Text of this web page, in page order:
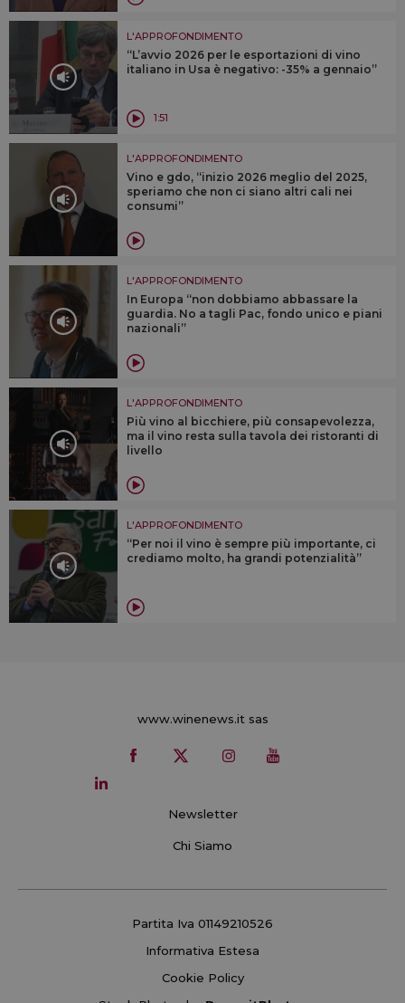
L'APPROFONDIMENTO
“L’avvio 2026 per le esportazioni di vino
italiano in Usa è negativo: -35% a gennaio”
1:51
L'APPROFONDIMENTO
Vino e gdo, “inizio 2026 meglio del 2025,
speriamo che non ci siano altri cali nei
consumi”
L'APPROFONDIMENTO
In Europa “non dobbiamo abbassare la
guardia. No a tagli Pac, fondo unico e piani
nazionali”
L'APPROFONDIMENTO
Più vino al bicchiere, più consapevolezza,
ma il vino resta sulla tavola dei ristoranti di
livello
L'APPROFONDIMENTO
“Per noi il vino è sempre più importante, ci
crediamo molto, ha grandi potenzialità”
www.winenews.it sas
Newsletter
Chi Siamo
Partita Iva 01149210526
Informativa Estesa
Cookie Policy